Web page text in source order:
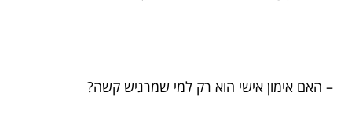
– האם אימון אישי הוא רק למי שמרגיש קשה?